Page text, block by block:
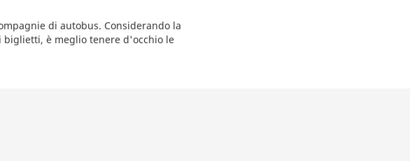
di autobus. Considerando la
è meglio tenere d'occhio le